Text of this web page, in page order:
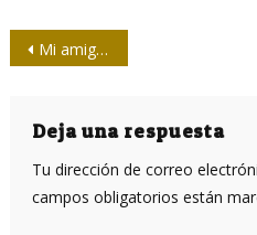
Navegación
entradas
Mi amigo Tito Junco, ¡cará…!
Deja una respuesta
Tu dirección de correo
campos obligatorios están